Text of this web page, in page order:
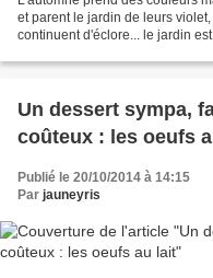
et parent le jardin de leurs
continuent d'éclore... le jardin
Un dessert sympa,
coûteux : les oeufs
Publié le 20/10/2014 à 14:15
Par jauneyris